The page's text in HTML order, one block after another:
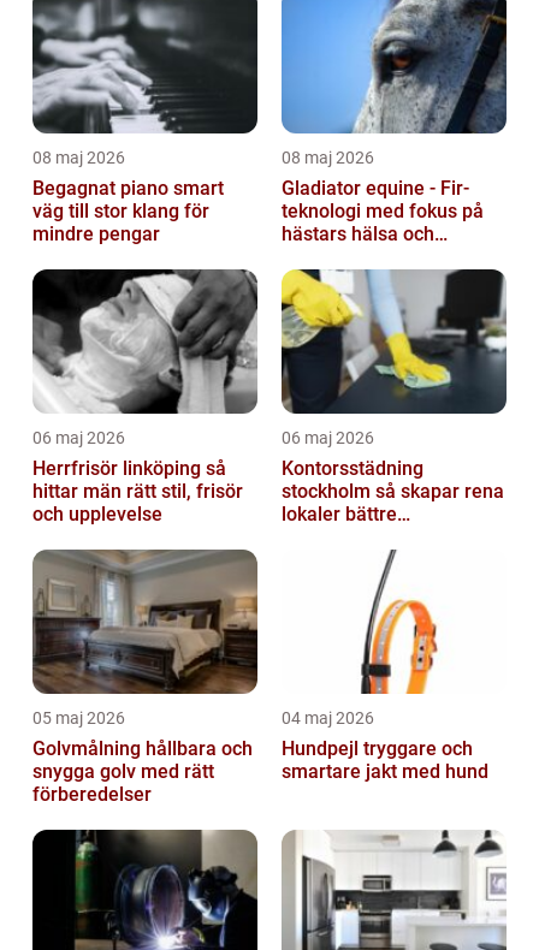
08 maj 2026
Begagnat piano smart
väg till stor klang för
mindre pengar
08 maj 2026
Gladiator equine - Fir-
teknologi med fokus på
hästars hälsa och
06 maj 2026
Herrfrisör linköping så
hittar män rätt stil, frisör
och upplevelse
06 maj 2026
Kontorsstädning
stockholm så skapar rena
lokaler bättre
05 maj 2026
Golvmålning hållbara och
snygga golv med rätt
förberedelser
04 maj 2026
Hundpejl tryggare och
smartare jakt med hund